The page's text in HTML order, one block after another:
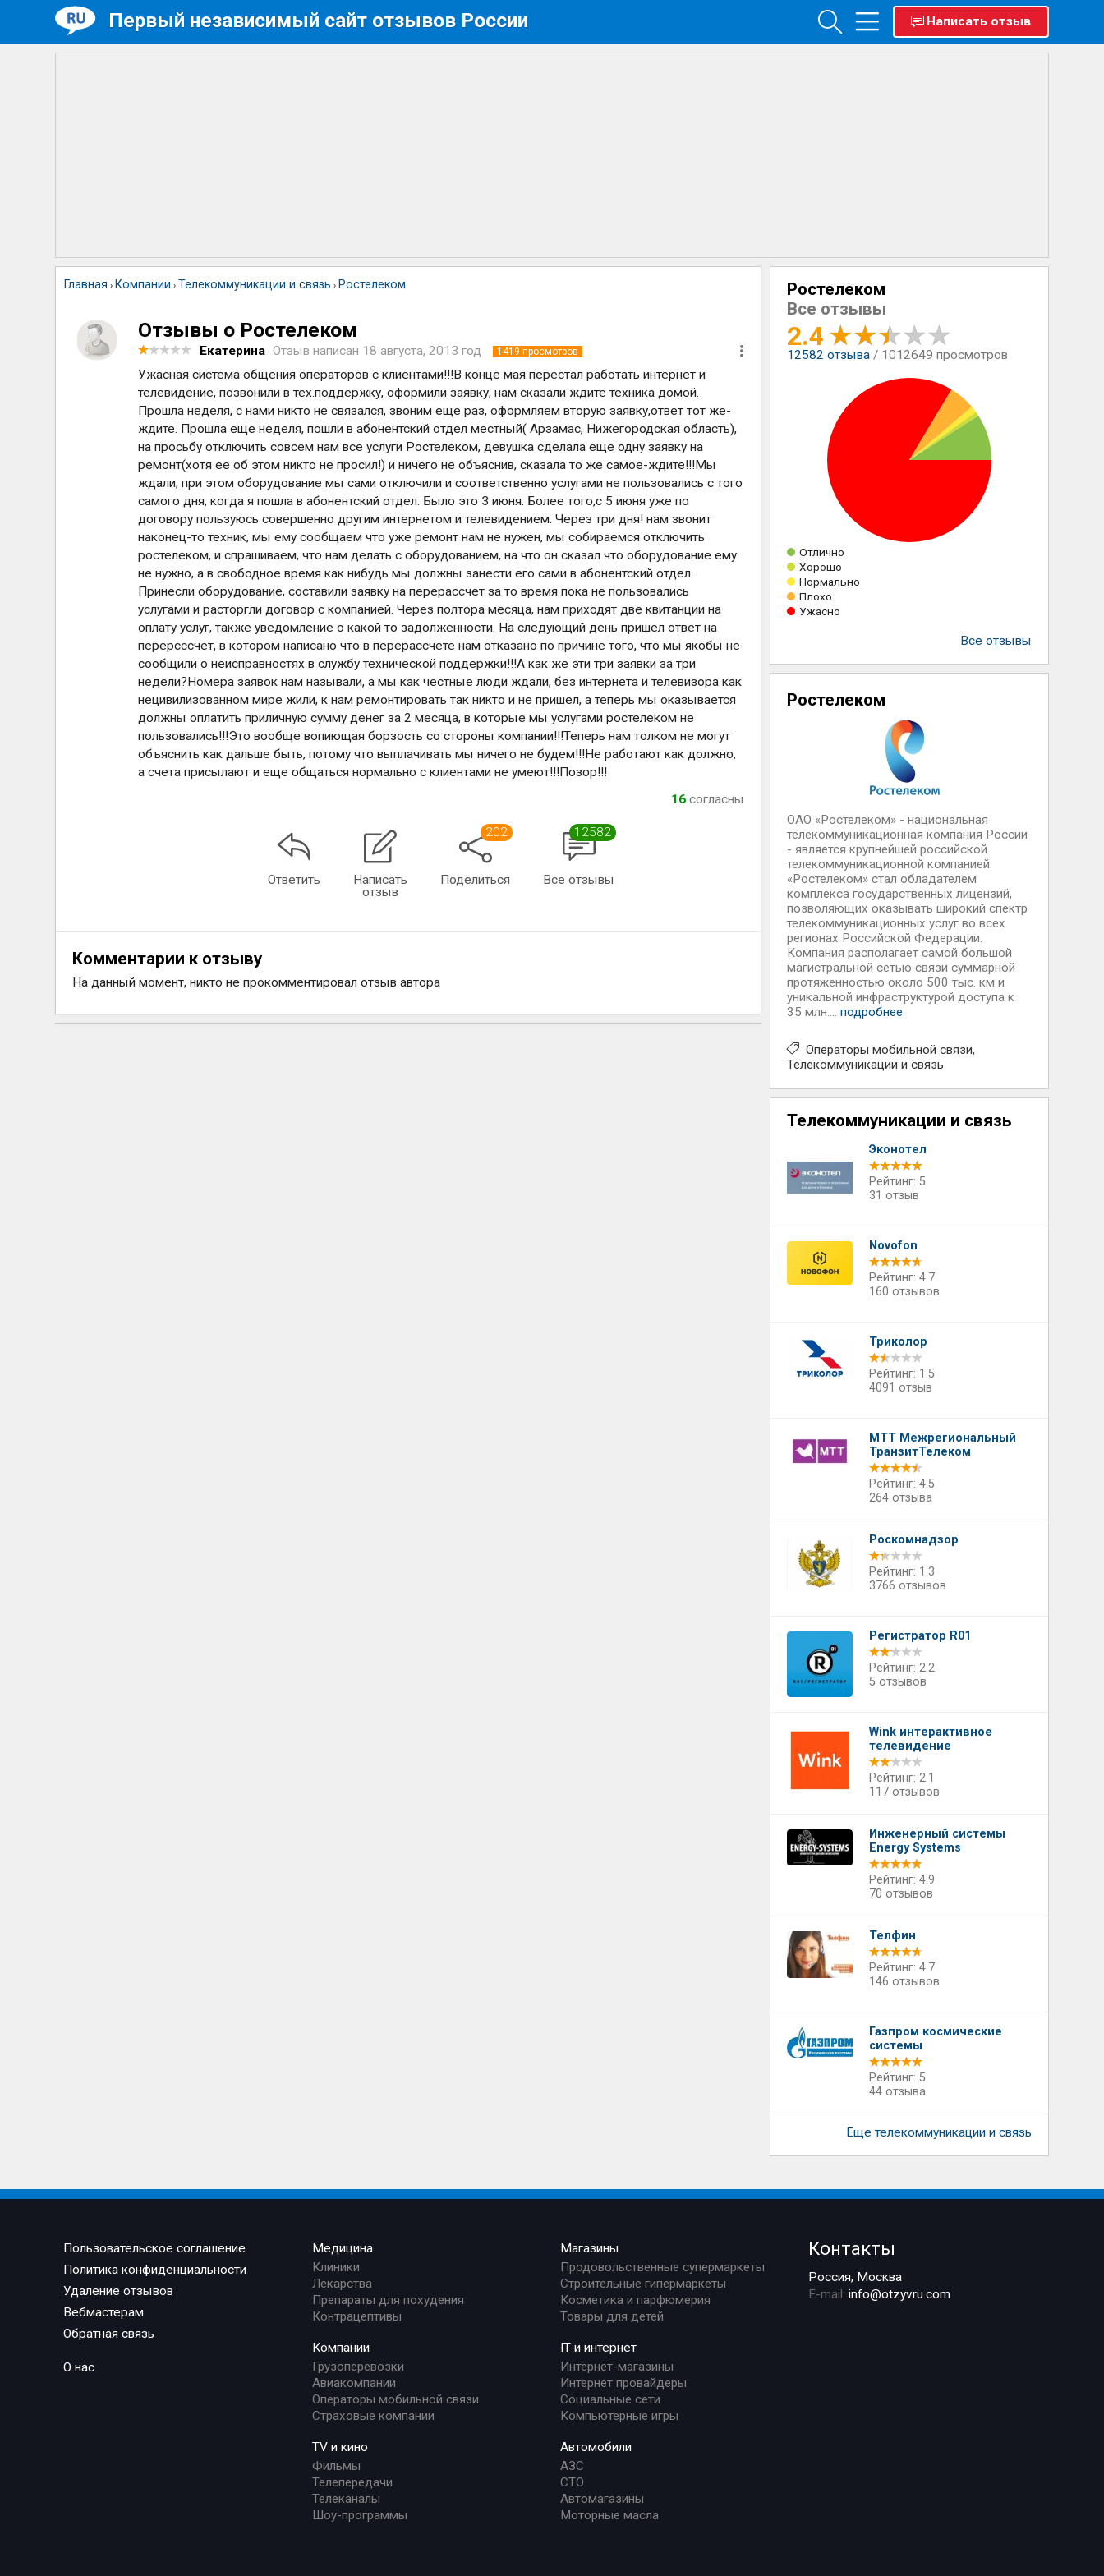
Первый независимый сайт отзывов России Написать отзыв
Главная › Компании › Телекоммуникации и связь › Ростелеком
Отзывы о Ростелеком
Екатерина Отзыв написан 18 августа, 2013 год 1419 просмотров
Ужасная система общения операторов с клиентами!!!В конце мая перестал работать интернет и
телевидение, позвонили в тех.поддержку, оформили заявку, нам сказали ждите техника домой.
Прошла неделя, с нами никто не связался, звоним еще раз, оформляем вторую заявку,ответ тот же-
ждите. Прошла еще неделя, пошли в абонентский отдел местный( Арзамас, Нижегородская область),
на просьбу отключить совсем нам все услуги Ростелеком, девушка сделала еще одну заявку на
ремонт(хотя ее об этом никто не просил!) и ничего не объяснив, сказала то же самое-ждите!!!Мы
ждали, при этом оборудование мы сами отключили и соответственно услугами не пользовались с того
самого дня, когда я пошла в абонентский отдел. Было это 3 июня. Более того,с 5 июня уже по
договору пользуюсь совершенно другим интернетом и телевидением. Через три дня! нам звонит
наконец-то техник, мы ему сообщаем что уже ремонт нам не нужен, мы собираемся отключить
ростелеком, и спрашиваем, что нам делать с оборудованием, на что он сказал что оборудование ему
не нужно, а в свободное время как нибудь мы должны занести его сами в абонентский отдел.
Принесли оборудование, составили заявку на перерассчет за то время пока не пользовались
услугами и расторгли договор с компанией. Через полтора месяца, нам приходят две квитанции на
оплату услуг, также уведомление о какой то задолженности. На следующий день пришел ответ на
перерсссчет, в котором написано что в перерассчете нам отказано по причине того, что мы якобы не
сообщили о неисправностях в службу технической поддержки!!!А как же эти три заявки за три
недели?Номера заявок нам называли, а мы как честные люди ждали, без интернета и телевизора как
нецивилизованном мире жили, к нам ремонтировать так никто и не пришел, а теперь мы оказывается
должны оплатить приличную сумму денег за 2 месяца, в которые мы услугами ростелеком не
пользовались!!!Это вообще вопиющая борзость со стороны компании!!!Теперь нам толком не могут
объяснить как дальше быть, потому что выплачивать мы ничего не будем!!!Не работают как должно,
а счета присылают и еще общаться нормально с клиентами не умеют!!!Позор!!!
16согласны
Ответить
Написать
отзыв
202
Поделиться
12582
Все отзывы
Комментарии к отзыву
На данный момент, никто не прокомментировал отзыв автора
Ростелеком
Все отзывы
2.4
12582 отзыва / 1012649 просмотров
Отлично
Хорошо
Нормально
Плохо
Ужасно
Все отзывы
Ростелеком
ОАО «Ростелеком» - национальная
телекоммуникационная компания России
- является крупнейшей российской
телекоммуникационной компанией.
«Ростелеком» стал обладателем
комплекса государственных лицензий,
позволяющих оказывать широкий спектр
телекоммуникационных услуг во всех
регионах Российской Федерации.
Компания располагает самой большой
магистральной сетью связи суммарной
протяженностью около 500 тыс. км и
уникальной инфраструктурой доступа к
35 млн.... подробнее
Операторы мобильной связи
Телекоммуникации и связь
Телекоммуникации и связь
Эконотел
Рейтинг: 5
31 отзыв
Novofon
Рейтинг: 4.7
160 отзывов
Триколор
Рейтинг: 1.5
4091 отзыв
МТТ Межрегиональный
ТранзитТелеком
Рейтинг: 4.5
264 отзыва
Роскомнадзор
Рейтинг: 1.3
3766 отзывов
Регистратор R01
Рейтинг: 2.2
5 отзывов
Wink интерактивное
телевидение
Рейтинг: 2.1
117 отзывов
Инженерный системы
Energy Systems
Рейтинг: 4.9
70 отзывов
Телфин
Рейтинг: 4.7
146 отзывов
Газпром космические
системы
Рейтинг: 5
44 отзыва
Еще телекоммуникации и связь
Пользовательское соглашение
Политика конфиденциальности
Удаление отзывов
Вебмастерам
Обратная связь
О нас
Медицина
Клиники
Лекарства
Препараты для похудения
Контрацептивы
Компании
Грузоперевозки
Авиакомпании
Операторы мобильной связи
Страховые компании
TV и кино
Фильмы
Телепередачи
Телеканалы
Шоу-программы
Магазины
Продовольственные супермаркеты
Строительные гипермаркеты
Косметика и парфюмерия
Товары для детей
IT и интернет
Интернет-магазины
Интернет провайдеры
Социальные сети
Компьютерные игры
Автомобили
АЗС
СТО
Автомагазины
Моторные масла
Контакты
Россия, Москва
E-mail:info@otzyvru.com